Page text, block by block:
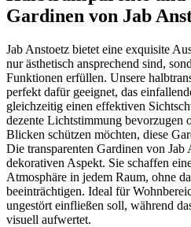
Gardinen von Jab
Jab Anstoetz bietet eine exquisite
nur ästhetisch ansprechend sind,
Funktionen erfüllen. Unsere
perfekt dafür geeignet, das
gleichzeitig einen effektiven
dezente Lichtstimmung bevorzugen
Blicken schützen möchten, diese
Die transparenten Gardinen von Jab
dekorativen Aspekt. Sie schaffen
Atmosphäre in jedem Raum, ohne
beeinträchtigen. Ideal für
ungestört einfließen soll, während
visuell aufwertet.